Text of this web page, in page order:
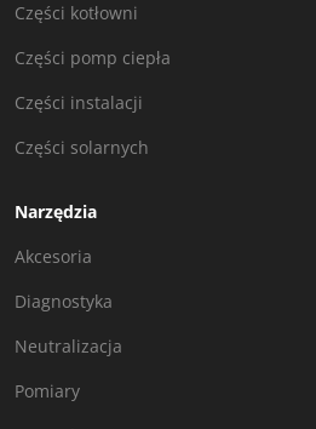
Części kotłowni
Części pomp ciepła
Części instalacji
Części solarnych
Narzędzia
Akcesoria
Diagnostyka
Neutralizacja
Pomiary